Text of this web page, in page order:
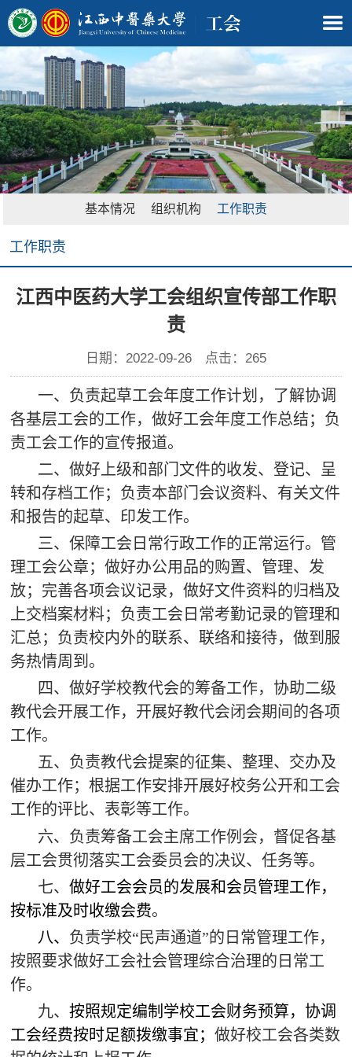
基本情况 组织机构 工作职责
工作职责
江西中医药大学工会组织宣传部工作职
责
日期：2022-09-26 点击： 265
一、负责起草工会年度工作计划，了解协调
各基层工会的工作，做好工会年度工作总结；负
责工会工作的宣传报道。
二、做好上级和部门文件的收发、登记、呈
转和存档工作；负责本部门会议资料、有关文件
和报告的起草、印发工作。
三、保障工会日常行政工作的正常运行。管
理工会公章；做好办公用品的购置、管理、发
放； 完善各项会议记录，做好文件资料的归档及
上交档案材料； 负责工会日常考勤记录的管理和
汇总；负责校内外的联系、联络和接待，做到服
务热情周到。
四、做好学校教代会的筹备工作，协助二级
教代会开展工作，开展好教代会闭会期间的各项
工作。
五、负责教代会提案的征集、整理、交办及
催办工作；根据工作安排开展好校务公开和工会
工作的评比、表彰等工作。
六、 负责筹备工会主席工作例会，督促各基
层工会贯彻落实工会委员会的决议、任务等。
七、做好工会会员的发展和会员管理工作，
按标准及时收缴会费。
八、 负责学校“民声通道”的日常管理工作，
按照要求做好工会社会管理综合治理的日常工
作。
九、按照规定编制学校工会财务预算， 协调
工会经费按时足额拨缴事宜；做好校工会各类数